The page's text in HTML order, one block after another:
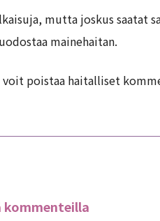
mutta joskus saatat
mainehaitan.
poistaa haitalliset